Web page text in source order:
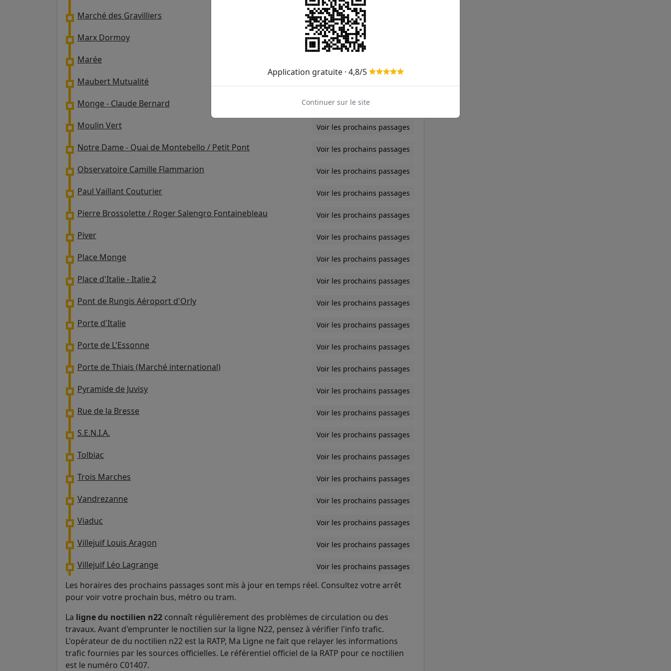
Marché des Gravilliers Voir les prochains passages
Marx Dormoy Voir les prochains passages
Marée
Maubert Mutualité
Monge - Claude Bernard Voir les prochains passages
Moulin Vert Voir les prochains passages
Notre Dame - Quai de Montebello / Petit Pont Voir les prochains passages
Observatoire Camille Flammarion Voir les prochains passages
Paul Vaillant Couturier Voir les prochains passages
Pierre Brossolette / Roger Salengro Fontainebleau Voir les prochains passages
Piver Voir les prochains passages
Place Monge Voir les prochains passages
Place d'Italie - Italie 2 Voir les prochains passages
Pont de Rungis Aéroport d'Orly Voir les prochains passages
Porte d'Italie Voir les prochains passages
Porte de L'Essonne Voir les prochains passages
Porte de Thiais (Marché international) Voir les prochains passages
Pyramide de Juvisy Voir les prochains passages
Rue de la Bresse Voir les prochains passages
S.E.N.I.A. Voir les prochains passages
Tolbiac Voir les prochains passages
Trois Marches Voir les prochains passages
Vandrezanne Voir les prochains passages
Viaduc Voir les prochains passages
Villejuif Louis Aragon Voir les prochains passages
Villejuif Léo Lagrange Voir les prochains passages
Les horaires des prochains passages sont mis à jour en temps réel. Consultez votre arrêt
pour voir votre prochain bus, métro ou tram.
La ligne du noctilien n22 connaît régulièrement des problèmes de circulation ou des
travaux. Avant d'emprunter le noctilien sur la ligne N22, pensez à vérifier l'info trafic.
L'opérateur de du noctilien n22 est la RATP, Ma Ligne ne fait que relayer les informations
trafic fournies par les sources officielles. Le référentiel officiel de la RATP pour ce noctilien
est le numéro C01407.
Application gratuite · 4,8/5
Continuer sur le site